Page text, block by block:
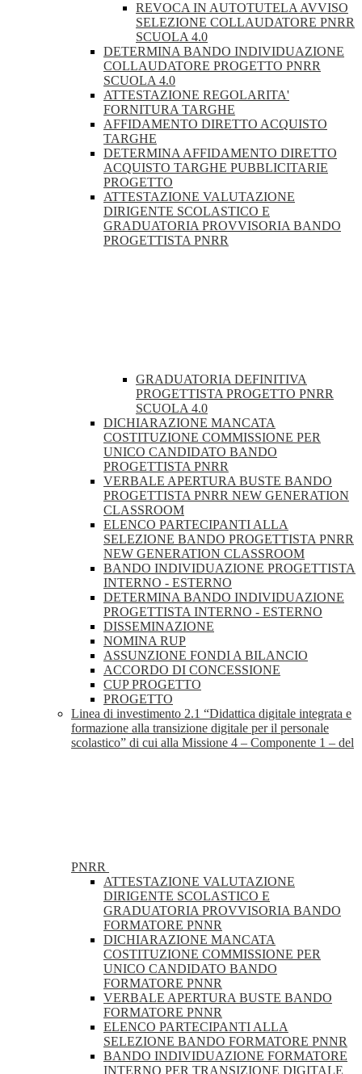
REVOCA IN AUTOTUTELA AVVISO
SELEZIONE COLLAUDATORE PNRR
SCUOLA 4.0
DETERMINA BANDO INDIVIDUAZIONE
COLLAUDATORE PROGETTO PNRR
SCUOLA 4.0
ATTESTAZIONE REGOLARITA'
FORNITURA TARGHE
AFFIDAMENTO DIRETTO ACQUISTO
TARGHE
DETERMINA AFFIDAMENTO DIRETTO
ACQUISTO TARGHE PUBBLICITARIE
PROGETTO
ATTESTAZIONE VALUTAZIONE
DIRIGENTE SCOLASTICO E
GRADUATORIA PROVVISORIA BANDO
PROGETTISTA PNRR
GRADUATORIA DEFINITIVA
PROGETTISTA PROGETTO PNRR
SCUOLA 4.0
DICHIARAZIONE MANCATA
COSTITUZIONE COMMISSIONE PER
UNICO CANDIDATO BANDO
PROGETTISTA PNRR
VERBALE APERTURA BUSTE BANDO
PROGETTISTA PNRR NEW GENERATION
CLASSROOM
ELENCO PARTECIPANTI ALLA
SELEZIONE BANDO PROGETTISTA PNRR
NEW GENERATION CLASSROOM
BANDO INDIVIDUAZIONE PROGETTISTA
INTERNO - ESTERNO
DETERMINA BANDO INDIVIDUAZIONE
PROGETTISTA INTERNO - ESTERNO
DISSEMINAZIONE
NOMINA RUP
ASSUNZIONE FONDI A BILANCIO
ACCORDO DI CONCESSIONE
CUP PROGETTO
PROGETTO
Linea di investimento 2.1 “Didattica digitale integrata e
formazione alla transizione digitale per il personale
scolastico” di cui alla Missione 4 – Componente 1 – del
PNRR
ATTESTAZIONE VALUTAZIONE
DIRIGENTE SCOLASTICO E
GRADUATORIA PROVVISORIA BANDO
FORMATORE PNNR
DICHIARAZIONE MANCATA
COSTITUZIONE COMMISSIONE PER
UNICO CANDIDATO BANDO
FORMATORE PNNR
VERBALE APERTURA BUSTE BANDO
FORMATORE PNNR
ELENCO PARTECIPANTI ALLA
SELEZIONE BANDO FORMATORE PNNR
BANDO INDIVIDUAZIONE FORMATORE
INTERNO PER TRANSIZIONE DIGITALE